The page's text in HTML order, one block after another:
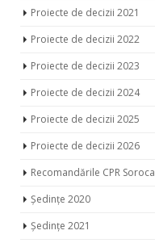
Proiecte de decizii 2021
Proiecte de decizii 2022
Proiecte de decizii 2023
Proiecte de decizii 2024
Proiecte de decizii 2025
Proiecte de decizii 2026
Recomandările CPR Soroca
Ședințe 2020
Ședințe 2021